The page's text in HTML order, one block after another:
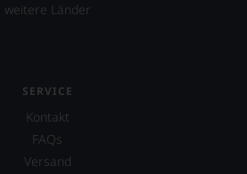
weitere Länder
SERVICE
Kontakt
FAQs
Versand